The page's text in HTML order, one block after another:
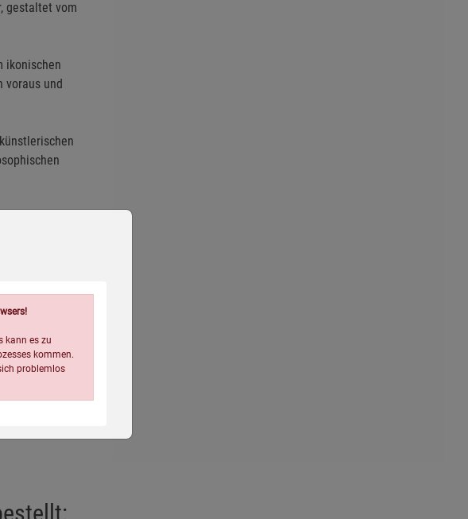
gestaltet vom
ikonischen
voraus und
mehr
kann es zu
kommen.
problemlos
Gruppe